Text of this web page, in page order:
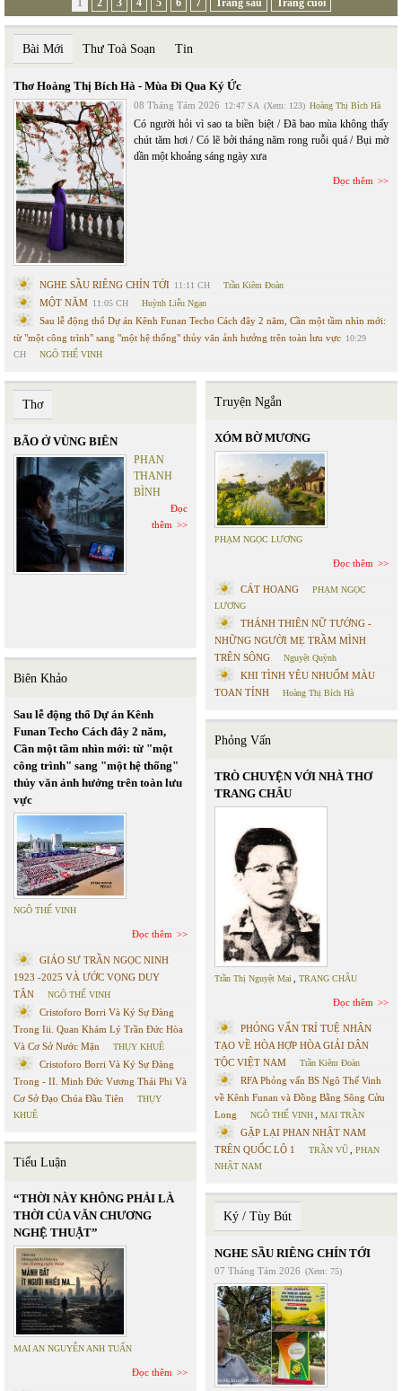
Bài Mới Thư Toà Soạn Tin
Thơ Hoàng Thị Bích Hà - Mùa Đi Qua Ký Ức
08 Tháng Tám 2026 12:47 SA (Xem: 123) Hoàng Thị Bích Hà
Có người hỏi vì sao ta biền biệt / Đã bao mùa không thấy
chút tăm hơi / Có lẽ bởi tháng năm rong ruỗi quá / Bụi mờ
dần một khoảng sáng ngày xưa
Đọc thêm
NGHE SẦU RIÊNG CHÍN TỚI 11:11 CH Trần Kiêm Đoàn
MỘT NĂM 11:05 CH Huỳnh Liễu Ngạn
Sau lễ động thổ Dự án Kênh Funan Techo Cách đây 2 năm, Cần một tầm nhìn mới:
từ "một công trình" sang "một hệ thống" thủy văn ảnh hưởng trên toàn lưu vực 10:29
CH
NGÔ THẾ VINH
Thơ
BÃO Ở VÙNG BIÊN
PHAN
THANH
BÌNH
Đọc
thêm
Biên Khảo
Sau lễ động thổ Dự án Kênh
Funan Techo Cách đây 2 năm,
Cần một tầm nhìn mới: từ "một
công trình" sang "một hệ thống"
thủy văn ảnh hưởng trên toàn lưu
vực
NGÔ THẾ VINH
Đọc thêm
GIÁO SƯ TRẦN NGỌC NINH
1923 -2025 VÀ ƯỚC VỌNG DUY
TÂN
NGÔ THẾ VINH
Cristoforo Borri Và Ký Sự Đàng
Trong Iii. Quan Khám Lý Trần Đức Hòa
Và Cơ Sở Nước Mặn
THỤY KHUÊ
Cristoforo Borri Và Ký Sự Đàng
Trong - II. Minh Đức Vương Thái Phi Và
Cơ Sở Đạo Chúa Đầu Tiên
THỤY
KHUÊ
Tiểu Luận
“THỜI NÀY KHÔNG PHẢI LÀ
THỜI CỦA VĂN CHƯƠNG
NGHỆ THUẬT”
MAI AN NGUYỄN ANH TUẤN
Đọc thêm
Truyện Ngắn
XÓM BỜ MƯƠNG
PHẠM NGỌC LƯƠNG
Đọc thêm
CÁT HOANG
PHẠM NGỌC
LƯƠNG
THÁNH THIÊN NỮ TƯỚNG -
NHỮNG NGƯỜI MẸ TRẦM MÌNH
TRÊN SÔNG
Nguyệt Quỳnh
KHI TÌNH YÊU NHUỐM MÀU
TOAN TÍNH
Hoàng Thị Bích Hà
Phỏng Vấn
TRÒ CHUYỆN VỚI NHÀ THƠ
TRANG CHÂU
Trần Thị Nguyệt Mai TRANG CHÂU
Đọc thêm
PHỎNG VẤN TRÍ TUỆ NHÂN
TẠO VỀ HÒA HỢP HÒA GIẢI DÂN
TỘC VIỆT NAM
Trần Kiêm Đoàn
RFA Phỏng vấn BS Ngô Thế Vinh
về Kênh Funan và Đồng Bằng Sông Cửu
Long
NGÔ THẾ VINH MAI TRẦN
GẶP LẠI PHAN NHẬT NAM
TRÊN QUỐC LỘ 1
TRẦN VŨ
PHAN
NHẬT NAM
Ký / Tùy Bút
NGHE SẦU RIÊNG CHÍN TỚI
07 Tháng Tám 2026 (Xem: 75)